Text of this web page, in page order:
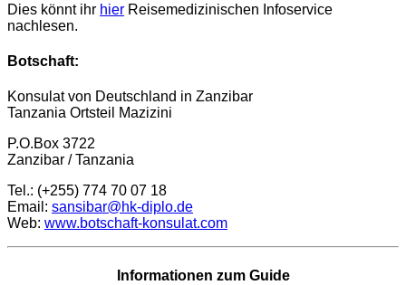
Dies könnt ihr hier Reisemedizinischen Infoservice
nachlesen.
Botschaft:
Konsulat von Deutschland in Zanzibar
Tanzania Ortsteil Mazizini
P.O.Box 3722
Zanzibar / Tanzania
Tel.: (+255) 774 70 07 18
Email: sansibar@hk-diplo.de
Web: www.botschaft-konsulat.com
Informationen zum Guide